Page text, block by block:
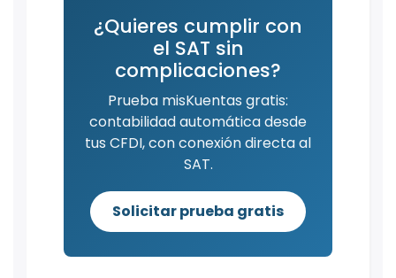
¿Quieres cumplir con
el SAT sin
complicaciones?
Prueba misKuentas gratis:
contabilidad automática desde
tus CFDI, con conexión directa al
SAT.
Solicitar prueba gratis